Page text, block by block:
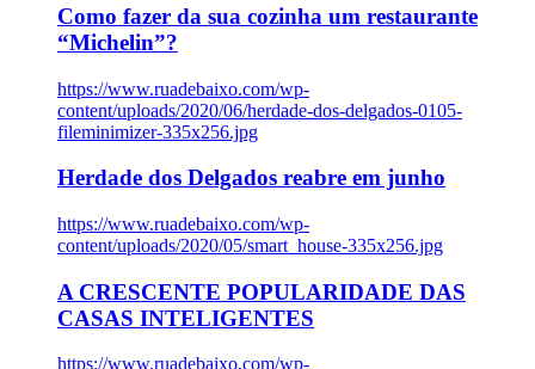
Como fazer da sua cozinha um restaurante
“Michelin”?
https://www.ruadebaixo.com/wp-
content/uploads/2020/06/herdade-dos-delgados-0105-
fileminimizer-335x256.jpg
Herdade dos Delgados reabre em junho
https://www.ruadebaixo.com/wp-
content/uploads/2020/05/smart_house-335x256.jpg
A CRESCENTE POPULARIDADE DAS
CASAS INTELIGENTES
https://www.ruadebaixo.com/wp-